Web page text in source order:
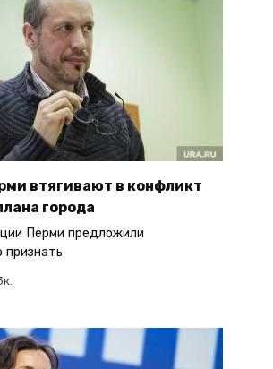
втягивают в конфликт
города
Перми предложили
признать